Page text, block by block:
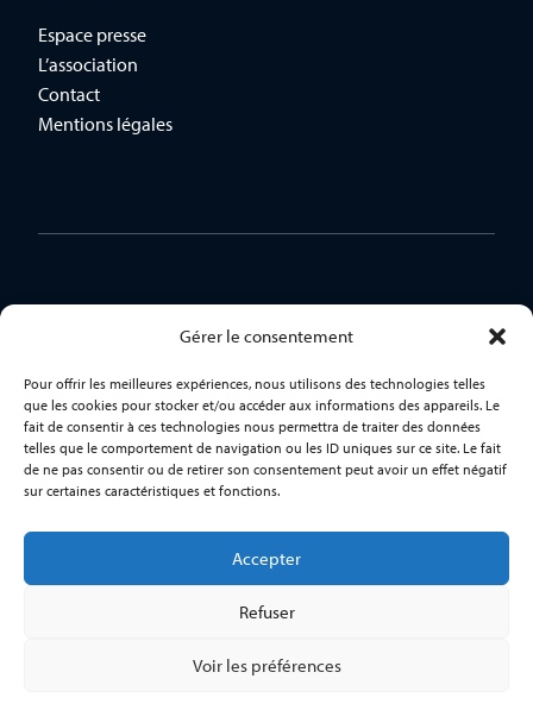
Gérer le consentement
Pour offrir les meilleures expériences, nous utilisons des technologies telles
que les cookies pour stocker et/ou accéder aux informations des appareils. Le
fait de consentir à ces technologies nous permettra de traiter des données
telles que le comportement de navigation ou les ID uniques sur ce site. Le fait
de ne pas consentir ou de retirer son consentement peut avoir un effet négatif
sur certaines caractéristiques et fonctions.
Accepter
Refuser
Voir les préférences
L’association des Châteaux de la Loire, Vallée des rois
regroupe plus de 100 monuments situés dans de la
vallée de la Loire de Gien à Nantes. Son objectif est
promouvoir ces lieux exceptionnels auprès du public
en regroupant l’offre touristique et culturelle.
Espace presse
L’association
Contact
Mentions légales